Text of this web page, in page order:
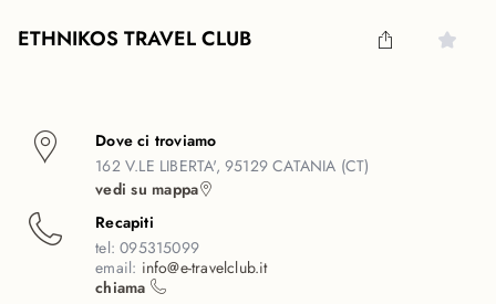
ETHNIKOS TRAVEL CLUB
Dove ci troviamo
162 V.LE LIBERTA', 95129 CATANIA (CT)
vedi su mappa
Recapiti
tel:095315099
email: info@e-travelclub.it
chiama